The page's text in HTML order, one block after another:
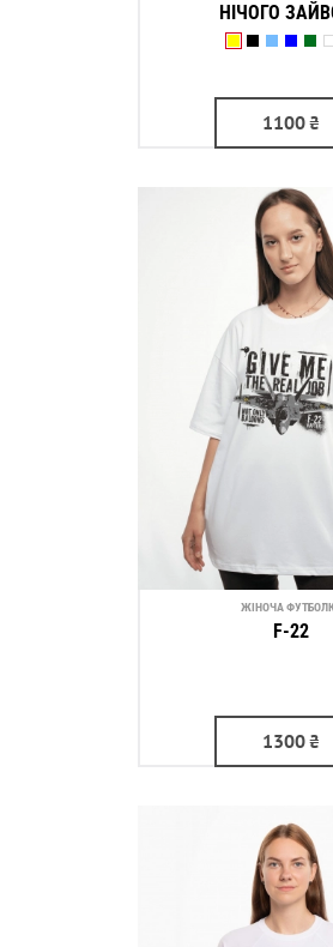
НІЧОГО
1100₴
ЖІНОЧА
F-22
1300₴